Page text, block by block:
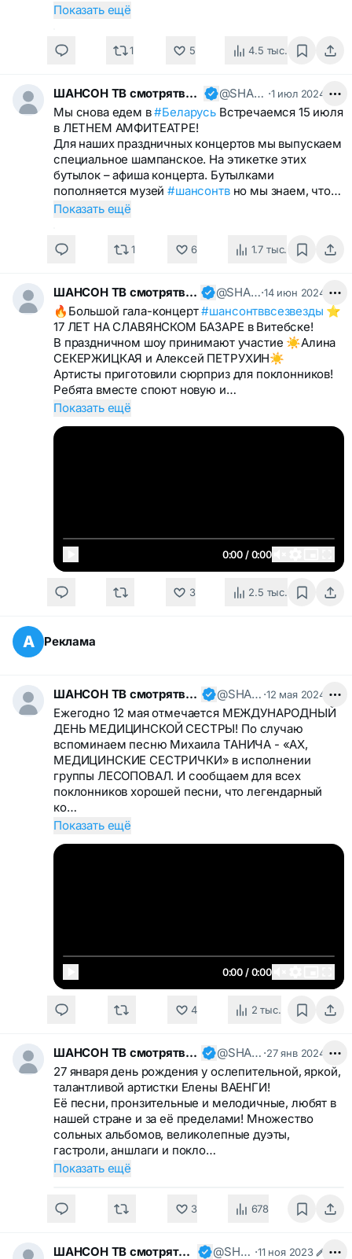
Показать ещё
1 5 4.5 тыс.
ШАНСОН ТВ смотрятвсешансонтв @SHANSONTV ·1 июл 2024
Мы снова едем в#Беларусь Встречаемся 15 июля
в ЛЕТНЕМ АМФИТЕАТРЕ!
Для наших праздничных концертов мы выпускаем
специальное шампанское. На этикетке этих
бутылок – афиша концерта. Бутылками
пополняется музей#шансонтвно мы знаем, что…
Показать ещё
1 6 1.7 тыс.
ШАНСОН ТВ смотрятвсешансонтв @SHANSONTV·14 июн 2024
🔥Большой гала-концерт#шансонтввсезвезды ⭐️
17 ЛЕТ НА СЛАВЯНСКОМ БАЗАРЕ в Витебске!
В праздничном шоу принимают участие ☀️Алина
СЕКЕРЖИЦКАЯ и Алексей ПЕТРУХИН☀️
Артисты приготовили сюрприз для поклонников!
Ребята вместе споют новую и…
Показать ещё
0:00 / 0:00
3 2.5 тыс.
А Реклама
ШАНСОН ТВ смотрятвсешансонтв @SHANSONTV ·12 мая 2024
Ежегодно 12 мая отмечается МЕЖДУНАРОДНЫЙ
ДЕНЬ МЕДИЦИНСКОЙ СЕСТРЫ! По случаю
вспоминаем песню Михаила ТАНИЧА - «АХ,
МЕДИЦИНСКИЕ СЕСТРИЧКИ» в исполнении
группы ЛЕСОПОВАЛ. И сообщаем для всех
поклонников хорошей песни, что легендарный
ко…
Показать ещё
0:00 / 0:00
4 2 тыс.
ШАНСОН ТВ смотрятвсешансонтв @SHANSONTV ·27 янв 2024
27 января день рождения у ослепительной, яркой,
талантливой артистки Елены ВАЕНГИ!
Её песни, пронзительные и мелодичные, любят в
нашей стране и за её пределами! Множество
сольных альбомов, великолепные дуэты,
гастроли, аншлаги и покло…
Показать ещё
3 678
ШАНСОН ТВ смотрятвсешансонтв @SHANSONTV ·11 ноя 2023